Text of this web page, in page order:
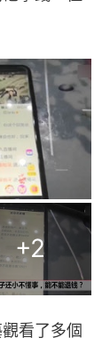
+2
看了多個